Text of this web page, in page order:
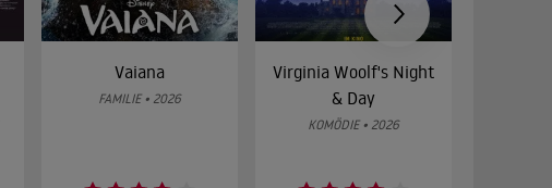
Vaiana
FAMILIE • 2026
Virginia Woolf's Night
& Day
KOMÖDIE • 2026